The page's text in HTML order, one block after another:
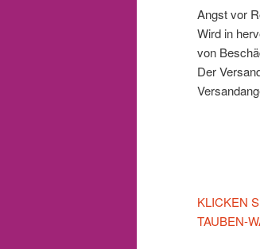
Angst vor
Wird in
von
Der
KLICKEN
TAUBEN-